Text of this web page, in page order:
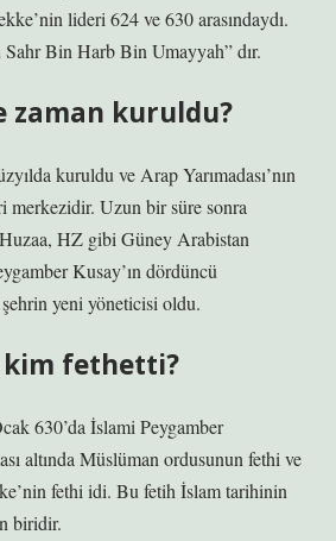
lideri 624 ve 630 arasındaydı.
Sahr Bin Harb Bin Umayyah” dır.
zaman kuruldu?
kuruldu ve Arap Yarımadası’nın
merkezidir. Uzun bir süre sonra
HZ gibi Güney Arabistan
Kusay’ın dördüncü
yeni yöneticisi oldu.
kim fethetti?
630’da İslami Peygamber
altında Müslüman ordusunun fethi ve
fethi idi. Bu fetih İslam tarihinin
biridir.